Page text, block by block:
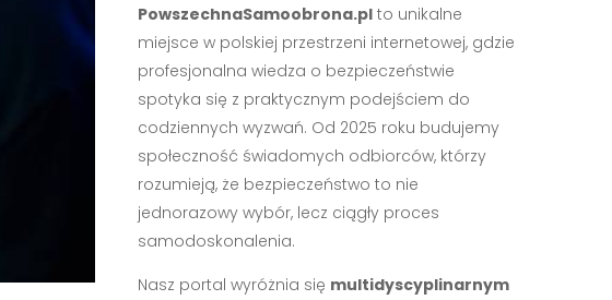
PowszechnaSamoobrona.plto unikalne
miejsce w polskiej przestrzeni internetowej, gdzie
profesjonalna wiedza o bezpieczeństwie
spotyka się z praktycznym podejściem do
codziennych wyzwań. Od 2025 roku budujemy
społeczność świadomych odbiorców, którzy
rozumieją, że bezpieczeństwo to nie
jednorazowy wybór, lecz ciągły proces
samodoskonalenia.
Nasz portal wyróżnia się multidyscyplinarnym